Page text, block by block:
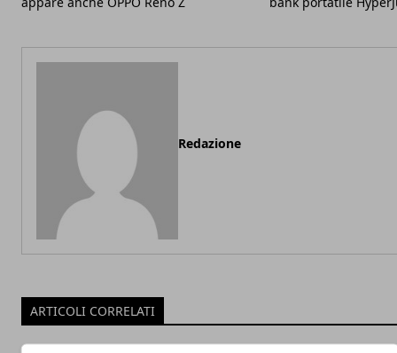
Redazione
ARTICOLI CORRELATI